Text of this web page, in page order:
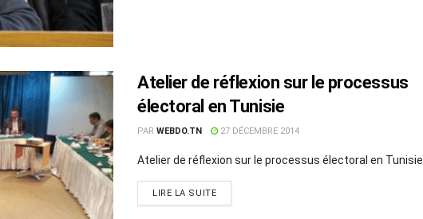
Atelier de réflexion sur le processus
électoral en Tunisie
PAR WEBDO.TN 27 DÉCEMBRE 2014
Atelier de réflexion sur le processus électoral en Tunisie
LIRE LA SUITE